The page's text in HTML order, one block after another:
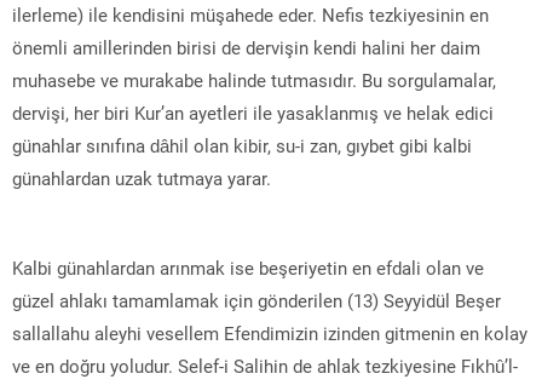
ilerleme) ile kendisini müşahede eder. Nefis tezkiyesinin en
önemli amillerinden birisi de dervişin kendi halini her daim
muhasebe ve murakabe halinde tutmasıdır. Bu sorgulamalar,
dervişi, her biri Kur’an ayetleri ile yasaklanmış ve helak edici
günahlar sınıfına dâhil olan kibir, su-i zan, gıybet gibi kalbi
günahlardan uzak tutmaya yarar.
Kalbi günahlardan arınmak ise beşeriyetin en efdali olan ve
güzel ahlakı tamamlamak için gönderilen (13) Seyyidül Beşer
sallallahu aleyhi vesellem Efendimizin izinden gitmenin en kolay
ve en doğru yoludur. Selef-i Salihin de ahlak tezkiyesine Fıkhû’l-